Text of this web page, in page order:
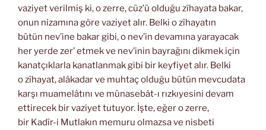
vaziyet verilmiş ki, o zerre, cüz’ü olduğu zîhayata bakar,
onun nizamına göre vaziyet alır. Belki o zîhayatın
bütün nev’ine bakar gibi, o nev’in devamına yarayacak
her yerde zer’ etmek ve nev’inin bayrağını dikmek için
kanatçıklarla kanatlanmak gibi bir keyfiyet alır. Belki
o zîhayat, alâkadar ve muhtaç olduğu bütün mevcudata
karşı muamelâtını ve münasebât-ı rızkıyesini devam
ettirecek bir vaziyet tutuyor. İşte, eğer o zerre,
bir Kadîr-i Mutlakın memuru olmazsa ve nisbeti